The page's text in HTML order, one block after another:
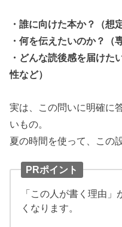
・誰に向けた本か？（想
・何を伝えたいのか？（
・どんな読後感を届けた
性など）
実は、この問いに明確に
いもの。
夏の時間を使って、この
PRポイント
「この人が書く理由
くなります。